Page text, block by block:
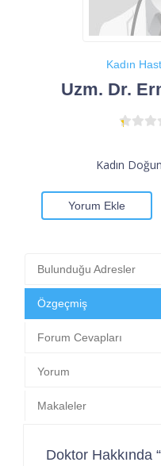
Kadın
Uzm. Dr.
Kadın
Yorum Ekle
Bulunduğu Adresler
Özgeçmiş
Forum Cevapları
Yorum
Makaleler
Doktor Hakkında